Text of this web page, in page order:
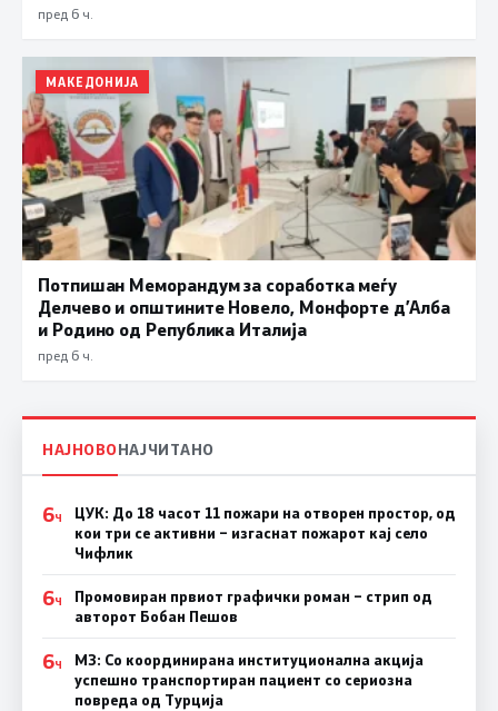
пред 6 ч.
МАКЕДОНИЈА
Потпишан Меморандум за соработка меѓу
Делчево и општините Новело, Монфорте д’Алба
и Родино од Република Италија
пред 6 ч.
НАЈНОВОНАЈЧИТАНО
6Ч
ЦУК: До 18 часот 11 пожари на отворен простор, од
кои три се активни – изгаснат пожарот кај село
Чифлик
6Ч
Промовиран првиот графички роман – стрип од
авторот Бобан Пешов
6Ч
МЗ: Со координирана институционална акција
успешно транспортиран пациент со сериозна
повреда од Турција